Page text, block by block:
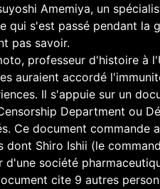
Amemiya, un
qui s'est passé pendant la
pas savoir.
professeur d'histoire à
auraient accordé
Il s'appuie sur un
Department ou
Ce document
dont Shiro Ishii (le
société
cite 9 autres